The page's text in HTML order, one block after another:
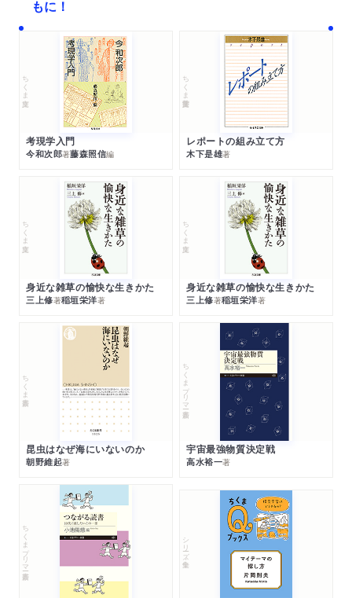
もに！
ちくま文庫
考現学入門
今和次郎著藤森照信編
ちくま学芸文庫
レポートの組み立て方
木下是雄著
ちくま文庫
身近な雑草の愉快な生きかた
三上修著稲垣栄洋著
ちくま文庫
身近な雑草の愉快な生きかた
三上修著稲垣栄洋著
ちくま新書
昆虫はなぜ海にいないのか
朝野維起著
ちくまプリマー新書
宇宙最強物質決定戦
高水裕一著
ちくまプリマー新書 シリーズ・全集